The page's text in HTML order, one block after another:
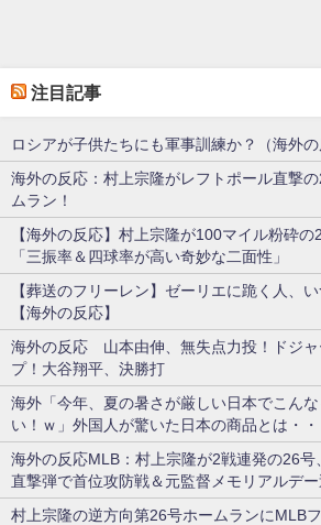
注目記事
ロシアが子供たちにも軍事訓練か？（海外の
海外の反応：村上宗隆がレフトポール直撃
ムラン！
【海外の反応】村上宗隆が100マイル粉砕
「三振率＆四球率が高い奇妙な二面性」
【葬送のフリーレン】ゼーリエに跪く人、
【海外の反応】
海外の反応 山本由伸、無失点力投！ドジャ
プ！大谷翔平、決勝打
海外「今年、夏の暑さが厳しい日本でこん
い！ｗ」外国人が驚いた日本の商品とは・・
海外の反応MLB：村上宗隆が2戦連発の26
直撃弾で首位攻防戦＆元監督メモリアルデ
村上宗隆の逆方向第26号ホームランにMLB